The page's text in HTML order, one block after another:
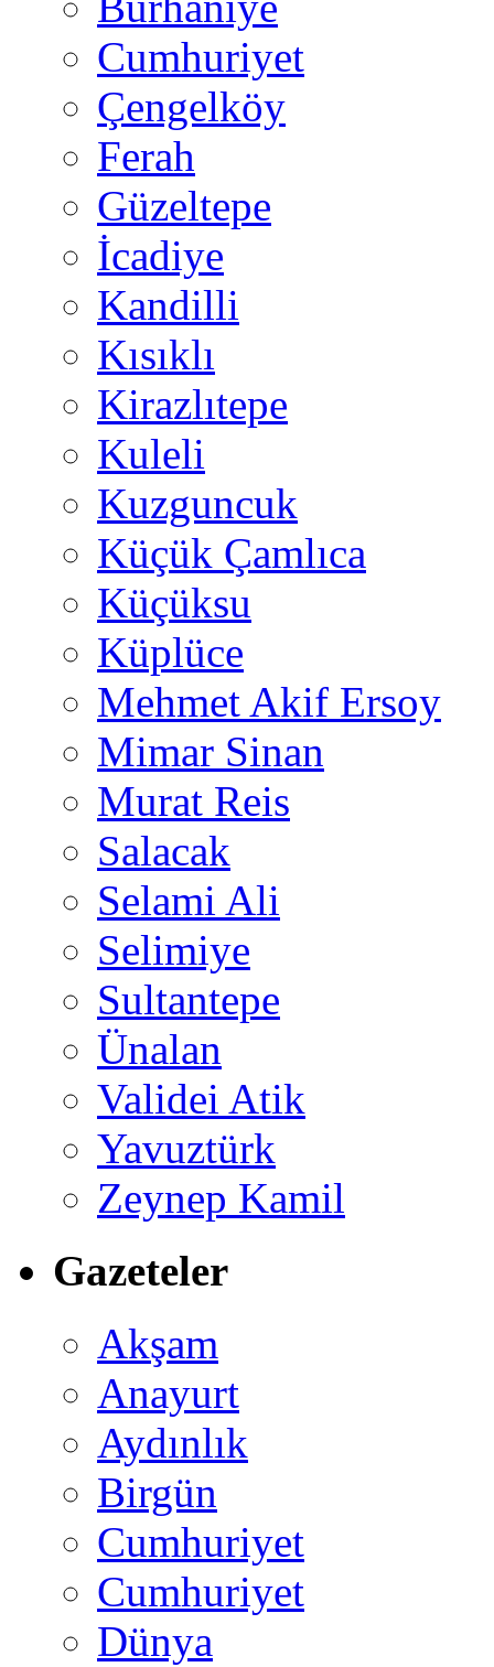
Cumhuriyet
Çengelköy
Ferah
Güzeltepe
İcadiye
Kandilli
Kısıklı
Kirazlıtepe
Kuleli
Kuzguncuk
Küçük Çamlıca
Küçüksu
Küplüce
Mehmet Akif Ersoy
Mimar Sinan
Murat Reis
Salacak
Selami Ali
Selimiye
Sultantepe
Ünalan
Validei Atik
Yavuztürk
Zeynep Kamil
Gazeteler
Akşam
Anayurt
Aydınlık
Birgün
Cumhuriyet
Cumhuriyet
Dünya